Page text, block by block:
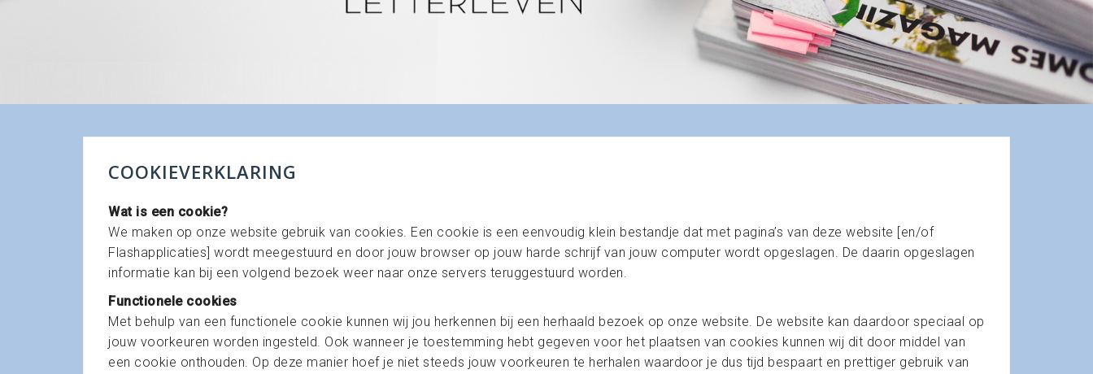
COOKIEVERKLARING
Wat is een cookie?
We maken op onze website gebruik van cookies. Een cookie is een eenvoudig klein bestandje dat met pagina’s van deze website [en/of
Flashapplicaties] wordt meegestuurd en door jouw browser op jouw harde schrijf van jouw computer wordt opgeslagen. De daarin opgeslagen
informatie kan bij een volgend bezoek weer naar onze servers teruggestuurd worden.
Functionele cookies
Met behulp van een functionele cookie kunnen wij jou herkennen bij een herhaald bezoek op onze website. De website kan daardoor speciaal op
jouw voorkeuren worden ingesteld. Ook wanneer je toestemming hebt gegeven voor het plaatsen van cookies kunnen wij dit door middel van
een cookie onthouden. Op deze manier hoef je niet steeds jouw voorkeuren te herhalen waardoor je dus tijd bespaart en prettiger gebruik van